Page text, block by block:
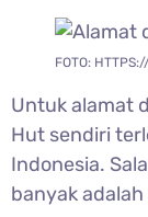
FOTO:
Untuk alamat
Hut sendiri
Indonesia.
banyak